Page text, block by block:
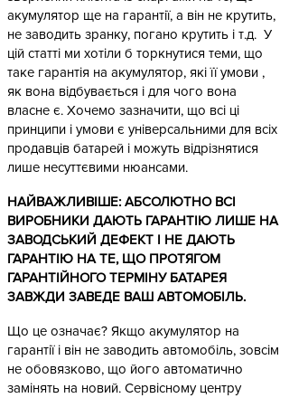
акумулятор ще на гарантії, а він не крутить,
не заводить зранку, погано крутить і т.д. У
цій статті ми хотіли б торкнутися теми, що
таке гарантія на акумулятор, які її умови ,
як вона відбувається і для чого вона
власне є. Хочемо зазначити, що всі ці
принципи і умови є універсальними для всіх
продавців батарей і можуть відрізнятися
лише несуттєвими нюансами.
НАЙВАЖЛИВІШЕ: АБСОЛЮТНО ВСІ
ВИРОБНИКИ ДАЮТЬ ГАРАНТІЮ ЛИШЕ НА
ЗАВОДСЬКИЙ ДЕФЕКТ І НЕ ДАЮТЬ
ГАРАНТІЮ НА ТЕ, ЩО ПРОТЯГОМ
ГАРАНТІЙНОГО ТЕРМІНУ БАТАРЕЯ
ЗАВЖДИ ЗАВЕДЕ ВАШ АВТОМОБІЛЬ.
Що це означає? Якщо акумулятор на
гарантії і він не заводить автомобіль, зовсім
не обовязково, що його автоматично
замінять на новий. Сервісному центру